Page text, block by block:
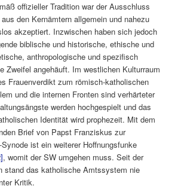
offizieller Tradition war der Ausschluss
den Kernämtern allgemein und nahezu
akzeptiert. Inzwischen haben sich jedoch
biblische und historische, ethische und
anthropologische und spezifisch
Zweifel angehäuft. Im westlichen Kulturraum
Frauenverdikt zum römisch-katholischen
und die internen Fronten sind verhärteter
werden hochgespielt und das
Identität wird prophezeit. Mit dem
Brief von Papst Franziskus zur
ist ein weiterer Hoffnungsfunke
, womit der SW umgehen muss. Seit der
stand das katholische Amtssystem nie
Kritik.